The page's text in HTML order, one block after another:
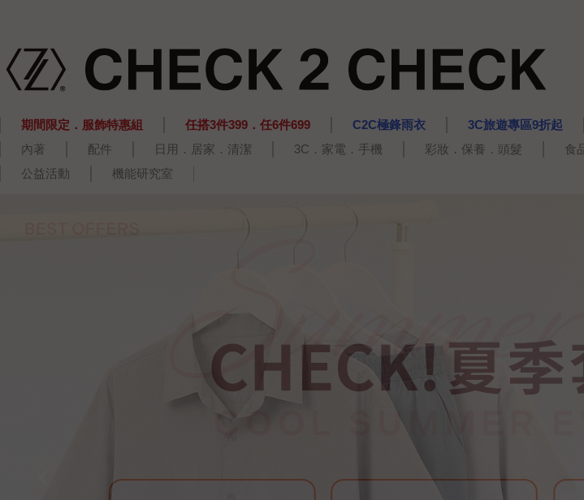
期間限定．服飾特惠組 任搭3件399．任6件699 C2C極鋒雨衣 3C旅遊專區9折起
內著
配件 日用．居家．清潔 3C．家電．手機 彩妝．保養．頭髮 食
公益活動
機能研究室